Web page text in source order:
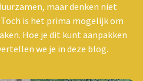
maar denken niet
is het prima mogelijk om
Hoe je dit kunt aanpakken
we je in deze blog.